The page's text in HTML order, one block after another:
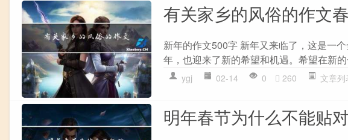
有关家乡的风俗的作文
新年的作文500字 新年又来临了，这是一
年，也迎来了新的希望和机遇。希望在新
ygj 02-14 0 260 文章列
明年春节为什么不能贴